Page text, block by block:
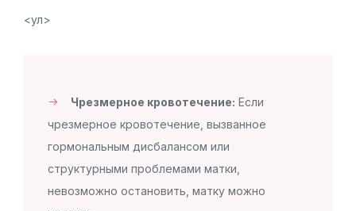
<ул>
Чрезмерное кровотечение: Если
чрезмерное кровотечение, вызванное
гормональным дисбалансом или
структурными проблемами матки,
невозможно остановить, матку можно